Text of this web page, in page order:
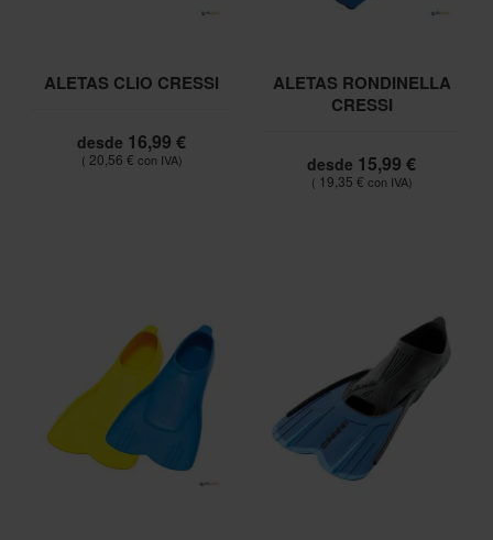
ALETAS CLIO CRESSI
desde 16,99 €
20,56 €
ALETAS RONDINELLA
CRESSI
desde 15,99 €
19,35 €